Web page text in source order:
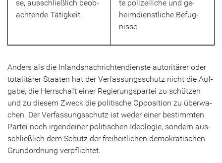
se, aus­schließ­lich be­ob­
ach­ten­de Tä­tig­keit.
te po­li­zei­li­che und ge­
heim­dienst­li­che Be­fug­
nis­se.
An­ders als die In­lands­nach­rich­ten­diens­te au­to­ri­tä­rer oder
to­ta­li­tä­rer Staa­ten hat der Ver­fas­sungs­schutz nicht die Auf­
ga­be, die Herr­schaft einer Re­gie­rungs­par­tei zu schüt­zen
und zu die­sem Zweck die po­li­ti­sche Op­po­si­ti­on zu über­wa­
chen. Der Ver­fas­sungs­schutz ist weder einer be­stimm­ten
Par­tei noch ir­gend­ei­ner po­li­ti­schen Ideo­lo­gie, son­dern aus­
schließ­lich dem Schutz der frei­heit­li­chen de­mo­kra­ti­schen
Grund­ord­nung ver­pflich­tet.